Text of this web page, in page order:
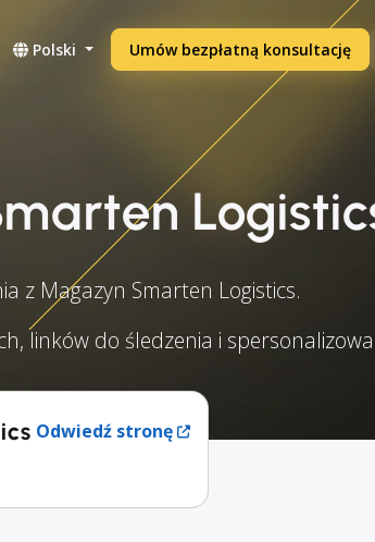
Polski Umów bezpłatną konsultację
z Magazyn Smarten Logistics.
linków do śledzenia i
Odwiedź stronę